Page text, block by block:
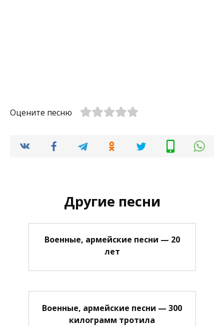
Оцените песню
Другие песни
Военные, армейские песни — 20
лет
Военные, армейские песни — 300
килограмм тротила